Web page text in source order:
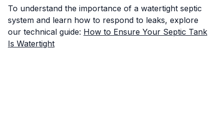
To understand the importance of a watertight septic
system and learn how to respond to leaks, explore
our technical guide: How to Ensure Your Septic Tank
Is Watertight